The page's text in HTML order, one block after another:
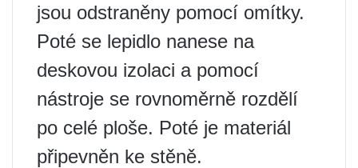
jsou odstraněny pomocí omítky.
Poté se lepidlo nanese na
deskovou izolaci a pomocí
nástroje se rovnoměrně rozdělí
po celé ploše. Poté je materiál
připevněn ke stěně.